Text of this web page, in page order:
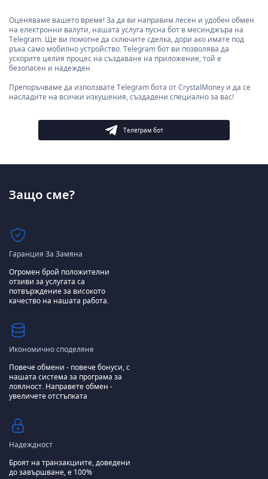
Оценяваме вашето време! За да ви направим лесен и удобен обмен
на електронни валути, нашата услуга пусна бот в месинджъра на
Telegram. Ще ви помогне да сключите сделка, дори ако имате под
ръка само мобилно устройство. Telegram бот ви позволява да
ускорите целия процес на създаване на приложение, той е
безопасен и надежден.
Препоръчваме да използвате Telegram бота от CrystalMoney и да се
насладите на всички изкушения, създадени специално за вас!
Телеграм бот
Защо сме?
Гаранция За Замяна
Огромен брой положителни
отзиви за услугата са
потвърждение за високото
качество на нашата работа.
Икономично споделяне
Повече обмени - повече бонуси, с
нашата система за програма за
лоялност. Направете обмен -
увеличете отстъпката
Надеждност
Броят на транзакциите, доведени
до завършване, е 100%